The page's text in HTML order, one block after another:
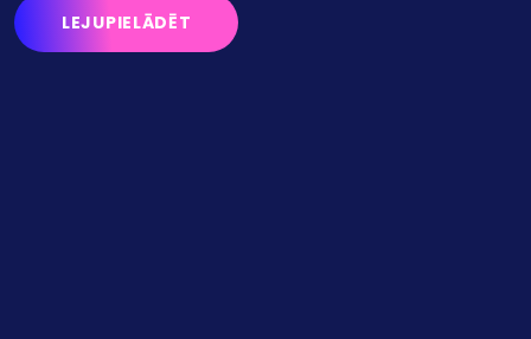
LEJUPIELĀDĒT